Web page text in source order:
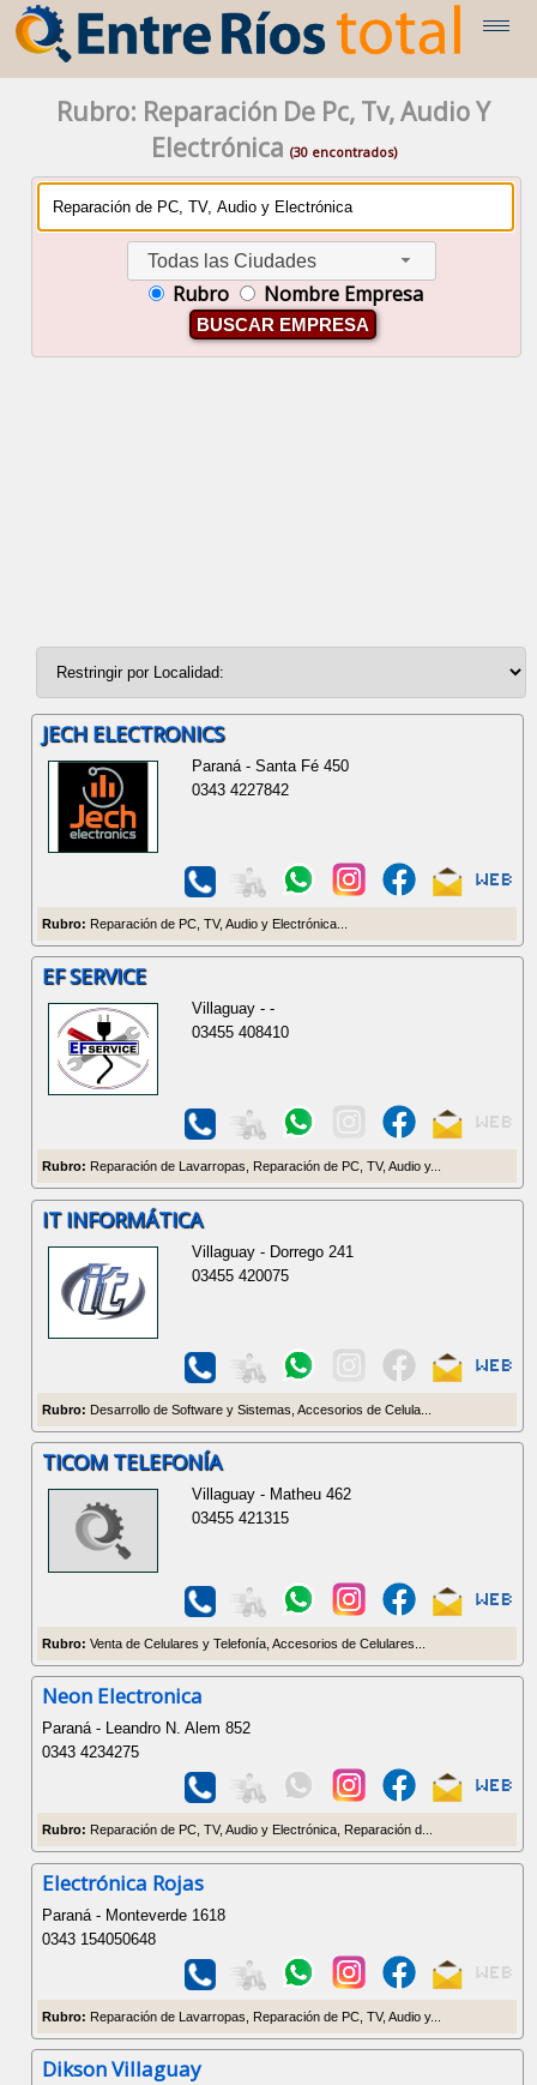
Rubro: Reparación De Pc, Tv, Audio Y
Electrónica (30 encontrados)
Todas las Ciudades
Rubro Nombre Empresa
BUSCAR EMPRESA
JECH ELECTRONICS
Paraná - Santa Fé 450
0343 4227842
Rubro: Reparación de PC, TV, Audio y Electrónica...
EF SERVICE
Villaguay - -
03455 408410
Rubro: Reparación de Lavarropas, Reparación de PC, TV, Audio y...
IT INFORMÁTICA
Villaguay - Dorrego 241
03455 420075
Rubro: Desarrollo de Software y Sistemas, Accesorios de Celula...
TICOM TELEFONÍA
Villaguay - Matheu 462
03455 421315
Rubro: Venta de Celulares y Telefonía, Accesorios de Celulares...
Neon Electronica
Paraná - Leandro N. Alem 852
0343 4234275
Rubro: Reparación de PC, TV, Audio y Electrónica, Reparación d...
Electrónica Rojas
Paraná - Monteverde 1618
0343 154050648
Rubro: Reparación de Lavarropas, Reparación de PC, TV, Audio y...
Dikson Villaguay